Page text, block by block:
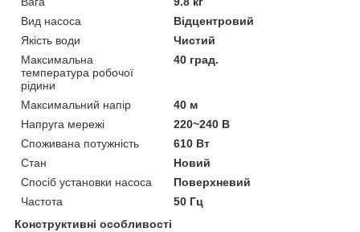
Вид насоса
Відцентровий
Якість води
Чистий
Максимальна
температура робочої
рідини
40 град.
Максимальний напір
40 м
Напруга мережі
220~240 В
Споживана потужність
610 Вт
Стан
Новий
Спосіб установки насоса
Поверхневий
Частота
50 Гц
Конструктивні особливості